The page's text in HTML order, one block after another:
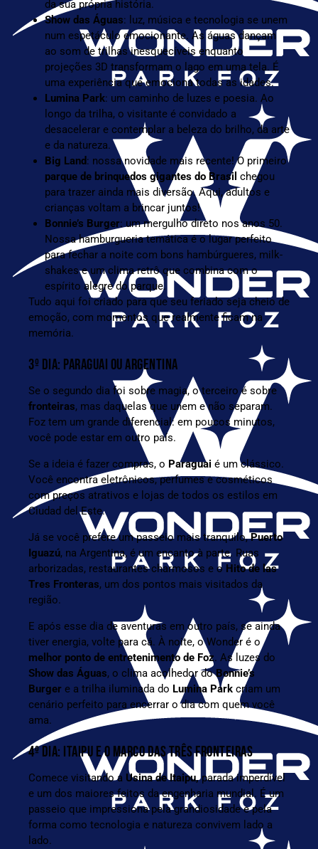
da sua própria história.
Show das Águas: luz, música e tecnologia se unem
num espetáculo emocionante. As águas dançam
ao som de trilhas inesquecíveis enquanto
projeções 3D transformam o lago em uma tela. É
uma experiência que emociona todas as idades.
Lumina Park: um caminho de luzes e poesia. Ao
longo da trilha, o visitante é convidado a
desacelerar e contemplar a beleza do brilho, da arte
e da natureza.
Big Land: nossa novidade mais recente! O primeiro
parque de brinquedos gigantes do Brasil chegou
para trazer ainda mais diversão. Aqui, adultos e
crianças voltam a brincar juntos!
Bonnie’s Burger: um mergulho direto nos anos 50.
Nossa hamburgueria temática é o lugar perfeito
para fechar a noite com bons hambúrgueres, milk-
shakes e um clima retrô que combina com o
espírito alegre do parque.
Tudo aqui foi criado para que seu feriado seja cheio de
emoção, com momentos que realmente ficam na
memória.
3º DIA: PARAGUAI OU ARGENTINA
Se o segundo dia foi sobre magia, o terceiro é sobre
fronteiras, mas daquelas que unem e não separam.
Foz tem um grande diferencial: em poucos minutos,
você pode estar em outro país.
Se a ideia é fazer compras, o Paraguai é um clássico.
Você encontra eletrônicos, perfumes e cosméticos
com preços atrativos e lojas de todos os estilos em
Ciudad del Este.
Já se você prefere um passeio mais tranquilo,Puerto
Iguazú, na Argentina, é um encanto à parte. Ruas
arborizadas, restaurantes charmosos e o Hito de las
Tres Fronteras, um dos pontos mais visitados da
região.
E após esse dia de aventuras em outro país, se ainda
tiver energia, volte para cá. À noite, o Wonder é o
melhor ponto de entretenimento de Foz. As luzes do
Show das Águas, o clima acolhedor doBonnie’s
Burger e a trilha iluminada do Lumina Park criam um
cenário perfeito para encerrar o dia com quem você
ama.
4º DIA: ITAIPU E O MARCO DAS TRÊS FRONTEIRAS
Comece visitando a Usina de Itaipu,parada imperdível
e um dos maiores feitos da engenharia mundial. É um
passeio que impressiona pela grandiosidade e pela
forma como tecnologia e natureza convivem lado a
lado.